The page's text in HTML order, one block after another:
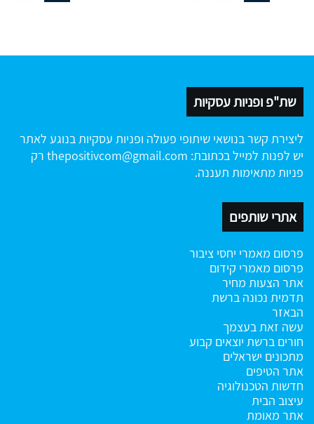
שת"פ ופניות עסקיות
ליצירת קשר בנושאי שיתופי פעולה ופניות עסקיות בנוגע לאתר
יש לפנות למייל בכתובת: thepositivcom@gmail.com רק
פניות מתאימות תעננה.
אתרי שותפים
פרסום מאמרי יחסי ציבור
פרסום מאמרי קידום
אתר הצעות מחיר
תדמית נכונה ברשת
הבאזר
עשה זאת בעצמך
חורים ברשת יוצאים קבוע
מתכונים ישראלים
אתר הטיפים
חדשות הטכנולוגיה
עיצוב הבית
אתר מאומת